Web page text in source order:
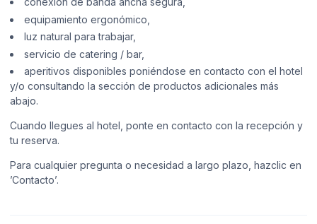
equipamiento ergonómico,
luz natural para trabajar,
servicio de catering / bar,
aperitivos disponibles poniéndose en contacto con el hotel
y/o consultando la sección de productos adicionales más
abajo.
Cuando llegues al hotel, ponte en contacto con la recepción y
tu reserva.
Para cualquier pregunta o necesidad a largo plazo, hazclic en
’Contacto’.